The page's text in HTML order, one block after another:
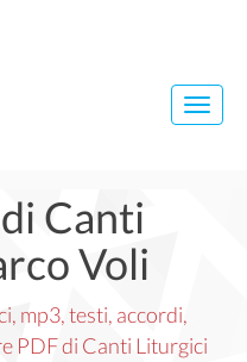
Canti
Voli
mp3, testi, accordi,
PDF di Canti Liturgici